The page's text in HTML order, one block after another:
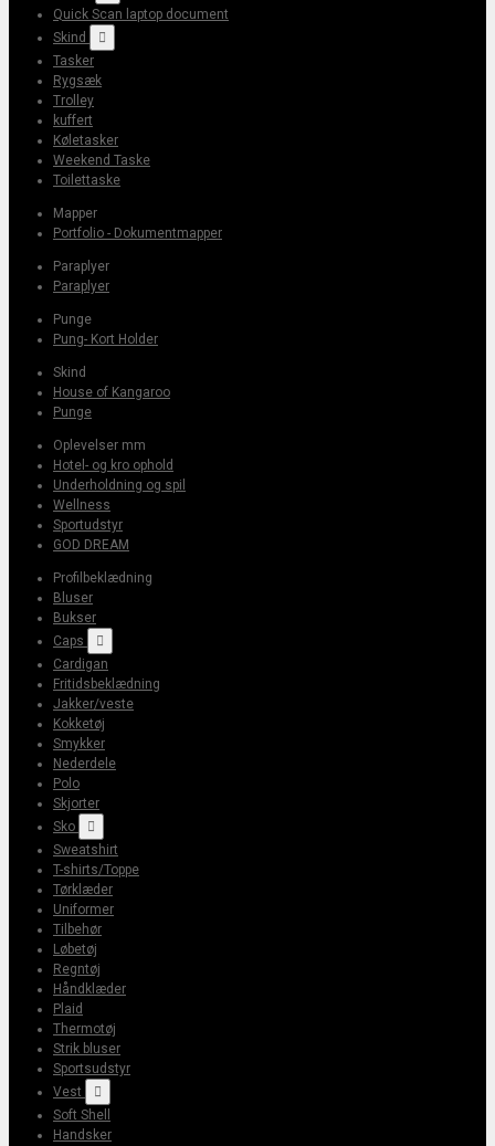
Quick Scan laptop document
Skind

Tasker
Rygsæk
Trolley
kuffert
Køletasker
Weekend Taske
Toilettaske
Mapper
Portfolio - Dokumentmapper
Paraplyer
Paraplyer
Punge
Pung- Kort Holder
Skind
House of Kangaroo
Punge
Oplevelser mm
Hotel- og kro ophold
Underholdning og spil
Wellness
Sportudstyr
GOD DREAM
Profilbeklædning
Bluser
Bukser
Caps

Cardigan
Fritidsbeklædning
Jakker/veste
Kokketøj
Smykker
Nederdele
Polo
Skjorter
Sko

Sweatshirt
T-shirts/Toppe
Tørklæder
Uniformer
Tilbehør
Løbetøj
Regntøj
Håndklæder
Plaid
Thermotøj
Strik bluser
Sportsudstyr
Vest

Soft Shell
Handsker